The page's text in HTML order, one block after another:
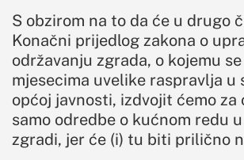
S obzirom na to da će u drugo
Konačni prijedlog zakona o
održavanju zgrada, o kojemu
mjesecima uvelike raspravlja u
općoj javnosti, izdvojit ćemo za
samo odredbe o kućnom redu
zgradi, jer će (i) tu biti prilično